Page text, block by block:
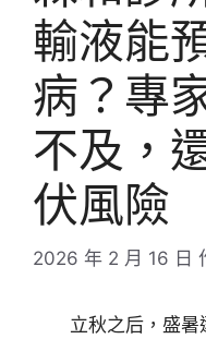
輸液能
病？專
不及，
伏風險
2026 年 2 月 16 日
立秋之后，盛